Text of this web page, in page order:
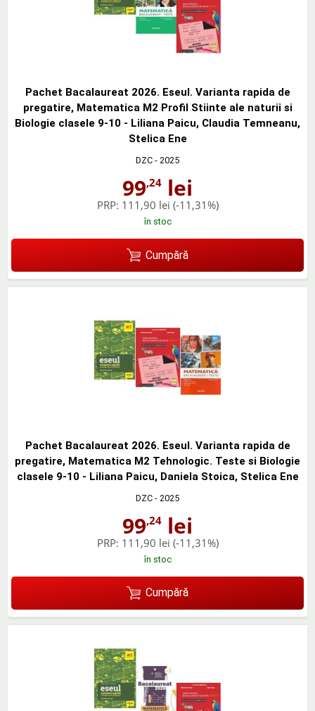
Pachet Bacalaureat 2026. Eseul. Varianta rapida de
pregatire, Matematica M2 Profil Stiinte ale naturii si
Biologie clasele 9-10 - Liliana Paicu, Claudia Temneanu,
Stelica Ene
DZC - 2025
99,24 lei
PRP: 111,90 lei (-11,31%)
în stoc
Cumpără
Pachet Bacalaureat 2026. Eseul. Varianta rapida de
pregatire, Matematica M2 Tehnologic. Teste si Biologie
clasele 9-10 - Liliana Paicu, Daniela Stoica, Stelica Ene
DZC - 2025
99,24 lei
PRP: 111,90 lei (-11,31%)
în stoc
Cumpără